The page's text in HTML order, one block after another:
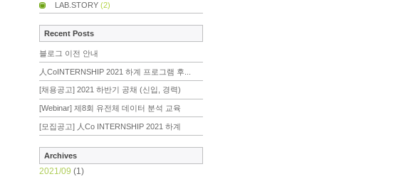
LAB.STORY (2)
Recent Posts
블로그 이전 안내
人CoINTERNSHIP 2021 하계 프로그램 후...
[채용공고] 2021 하반기 공채 (신입, 경력)
[Webinar] 제8회 유전체 데이터 분석 교육
[모집공고] 人Co INTERNSHIP 2021 하계
Archives
2021/09 (1)